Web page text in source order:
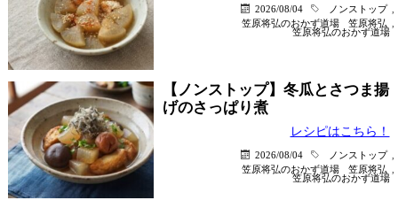
2026/08/04 ノンストップ
笠原将弘のおかず道場
笠原将弘
笠原将弘のおかず道場
【ノンストップ】冬瓜とさつま揚
げのさっぱり煮
レシピはこちら！
2026/08/04 ノンストップ
笠原将弘のおかず道場
笠原将弘
笠原将弘のおかず道場